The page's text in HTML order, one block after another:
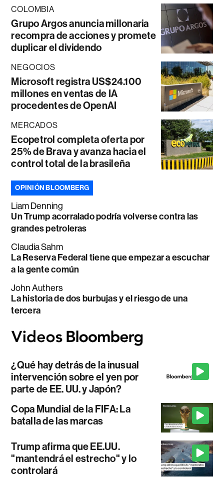
COLOMBIA
Grupo Argos anuncia millonaria
recompra de acciones y promete
duplicar el dividendo
NEGOCIOS
Microsoft registra US$24.100
millones en ventas de IA
procedentes de OpenAI
MERCADOS
Ecopetrol completa oferta por
25% de Brava y avanza hacia el
control total de la brasileña
OPINIÓN BLOOMBERG
Liam Denning
Un Trump acorralado podría volverse contra las
grandes petroleras
Claudia Sahm
La Reserva Federal tiene que empezar a escuchar
a la gente común
John Authers
La historia de dos burbujas y el riesgo de una
tercera
¿Qué hay detrás de la inusual
intervención sobre el yen por
parte de EE. UU. y Japón?
Copa Mundial de la FIFA: La
batalla de las marcas
Trump afirma que EE.UU.
"mantendrá el estrecho" y lo
controlará